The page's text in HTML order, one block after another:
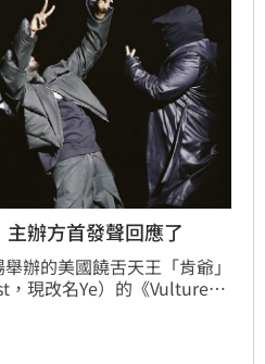
辦方首發聲回應了
辦的美國饒舌天王「肯爺」
，現改名Ye）的《Vultures
」取消，更傳出消保官已介